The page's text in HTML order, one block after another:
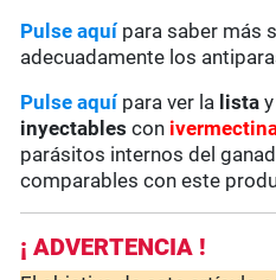
Pulse aquípara saber más
adecuadamente los
Pulse aquí para ver la lista
inyectables con
parásitos internos del
comparables con este
¡ ADVERTENCIA !